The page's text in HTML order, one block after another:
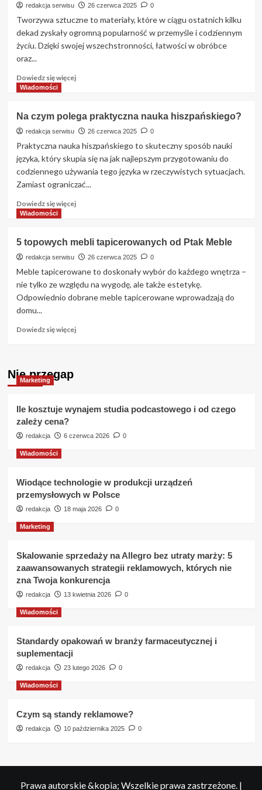
są
standy
redakcja serwisu 26 czerwca 2025 0
Tworzywa sztuczne to materiały, które w ciągu ostatnich kilku
dekad zyskały ogromną popularność w przemyśle i codziennym
życiu. Dzięki swojej wszechstronności, łatwości w obróbce
oraz...
Dowiedz się więcejDowiedz
Jakie
są
rodzaje
tworzyw
sztucznych?
Wiadomości
Na czym polega praktyczna nauka hiszpańskiego?
redakcja serwisu 26 czerwca 2025 0
Praktyczna nauka hiszpańskiego to skuteczny sposób nauki
języka, który skupia się na jak najlepszym przygotowaniu do
codziennego używania tego języka w rzeczywistych sytuacjach.
Zamiast ograniczać...
Dowiedz się więcejDowiedz
Na
czym
polega
nauka
hiszpańskiego?
Wiadomości
5 topowych mebli tapicerowanych od Ptak Meble
redakcja serwisu 26 czerwca 2025 0
Meble tapicerowane to doskonały wybór do każdego wnętrza –
nie tylko ze względu na wygodę, ale także estetykę.
Odpowiednio dobrane meble tapicerowane wprowadzają do
domu...
Dowiedz się więcejDowiedz
tapicerowanych
Meble
Nie przegap
Marketing
Ile kosztuje wynajem studia podcastowego i od czego
zależy cena?
redakcja 6 czerwca 2026 0
Wiadomości
Wiodące technologie w produkcji urządzeń
przemysłowych w Polsce
redakcja 18 maja 2026 0
Marketing
Skalowanie sprzedaży na Allegro bez utraty marży: 5
zaawansowanych strategii reklamowych, których nie
zna Twoja konkurencja
redakcja 13 kwietnia 2026 0
Wiadomości
Standardy opakowań w branży farmaceutycznej i
suplementacji
redakcja 23 lutego 2026 0
Wiadomości
Czym są standy reklamowe?
redakcja 10 października 2025 0
Prawa autorskie &kopia; Wszelkie prawa zastrzeżone. |